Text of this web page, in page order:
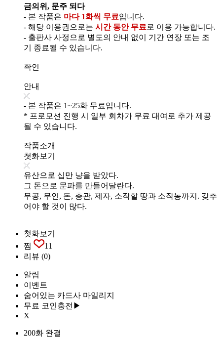
금의위, 문주 되다
- 본 작품은 마다 1화씩 무료입니다.
- 해당 이용권으로는 시간 동안 무료 로 이용 가능합니다.
- 출판사 사정으로 별도의 안내 없이 기간 연장 또는 조
기 종료될 수 있습니다.
확인
안내
- 본 작품은 1~25화 무료입니다.
* 프로모션 진행 시 일부 회차가 무료 대여로 추가 제공
될 수 있습니다.
작품소개
첫화보기
유산으로 십만 냥을 받았다.
그 돈으로 문파를 만들어달란다.
무공, 무인, 돈, 총관, 제자, 소작할 땅과 소작농까지. 갖추
어야 할 것이 많다.
첫화보기
찜
11
리뷰 (0)
알림
이벤트
숨어있는 카드사 마일리지
무료 코인충전▶
X
200화 완결